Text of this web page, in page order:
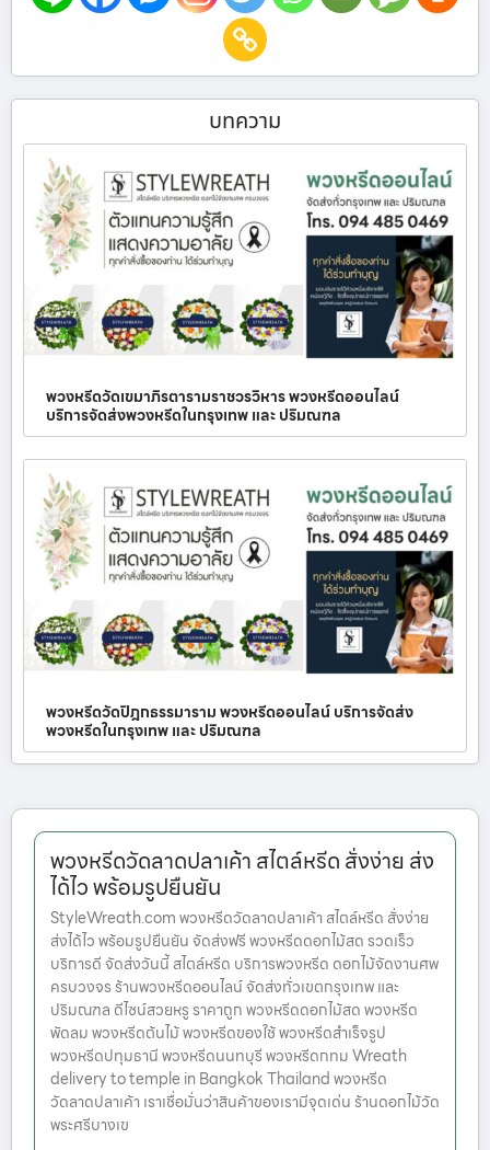
บทความ
พวงหรีดวัดเขมาภิรตารามราชวรวิหาร พวงหรีดออนไลน์
บริการจัดส่งพวงหรีดในกรุงเทพ และ ปริมณฑล
พวงหรีดวัดปิฎกธรรมาราม พวงหรีดออนไลน์ บริการจัดส่ง
พวงหรีดในกรุงเทพ และ ปริมณฑล
พวงหรีดวัดลาดปลาเค้า สไตล์หรีด สั่งง่าย ส่ง
ได้ไว พร้อมรูปยืนยัน
StyleWreath.com พวงหรีดวัดลาดปลาเค้า สไตล์หรีด สั่งง่าย
ส่งได้ไว พร้อมรูปยืนยัน จัดส่งฟรี พวงหรีดดอกไม้สด รวดเร็ว
บริการดี จัดส่งวันนี้ สไตล์หรีด บริการพวงหรีด ดอกไม้จัดงานศพ
ครบวงจร ร้านพวงหรีดออนไลน์ จัดส่งทั่วเขตกรุงเทพ และ
ปริมณฑล ดีไซน์สวยหรู ราคาถูก พวงหรีดดอกไม้สด พวงหรีด
พัดลม พวงหรีดต้นไม้ พวงหรีดของใช้ พวงหรีดสำเร็จรูป
พวงหรีดปทุมธานี พวงหรีดนนทบุรี พวงหรีดกทม Wreath
delivery to temple in Bangkok Thailand พวงหรีด
วัดลาดปลาเค้า เราเชื่อมั่นว่าสินค้าของเรามีจุดเด่น ร้านดอกไม้วัด
พระศรีบางเข